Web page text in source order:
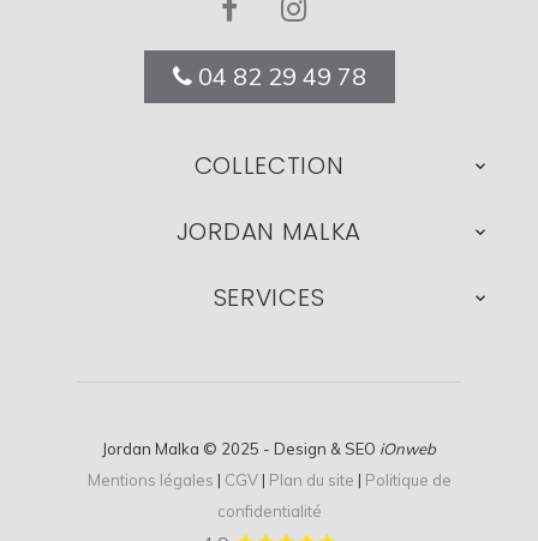
04 82 29 49 78
COLLECTION 
JORDAN MALKA 
SERVICES 
Jordan Malka © 2025 - Design & SEO iOnweb
Mentions légales | CGV| Plan du site | Politique de
confidentialité